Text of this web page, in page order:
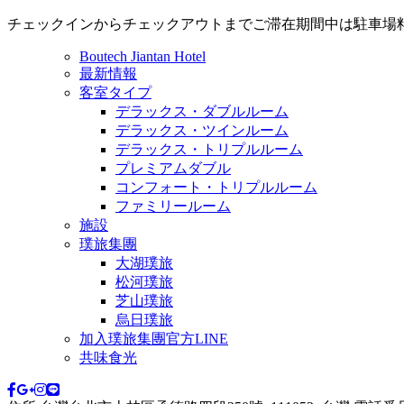
チェックインからチェックアウトまでご滞在期間中は駐車場
Boutech Jiantan Hotel
最新情報
客室タイプ
デラックス・ダブルルーム
デラックス・ツインルーム
デラックス・トリプルルーム
プレミアムダブル
コンフォート・トリプルルーム
ファミリールーム
施設
璞旅集團
大湖璞旅
松河璞旅
芝山璞旅
烏日璞旅
加入璞旅集團官方LINE
共味食光